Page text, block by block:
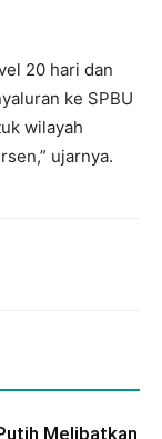
20 hari dan
ke SPBU
wilayah
ujarnya.
Melibatkan